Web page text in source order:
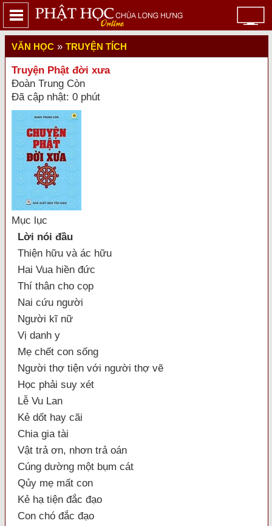
VĂN HỌC » TRUYỆN TÍCH
Truyện Phật đời xưa
Đoàn Trung Còn
Đã cập nhật: 0 phút
Mục lục
Lời nói đầu
Thiện hữu và ác hữu
Hai Vua hiền đức
Thí thân cho cọp
Nai cứu người
Người kĩ nữ
Vị danh y
Mẹ chết con sống
Người thợ tiện với người thợ vẽ
Học phải suy xét
Lễ Vu Lan
Kẻ dốt hay cãi
Chia gia tài
Vật trả ơn, nhơn trả oán
Cúng dường một bụm cát
Qủy mẹ mất con
Kẻ hạ tiện đắc đạo
Con chó đắc đạo